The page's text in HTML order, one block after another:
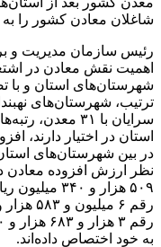
شاغلان معادن کشور را
رئیس سازمان مدیریت و
اهمیت نقش معادن در
شهرستان‌های استان و با
سرایان با ۳۱
استان در اختیار دارند،
در بین شهرستان‌های
۵۰۹ هزار و
به خود اختصاص داده‌اند.